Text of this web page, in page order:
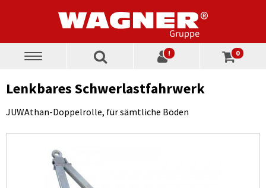
Toggle
! 0
Lenkbares Schwerlastfahrwerk
JUWAthan-Doppelrolle, für sämtliche Böden